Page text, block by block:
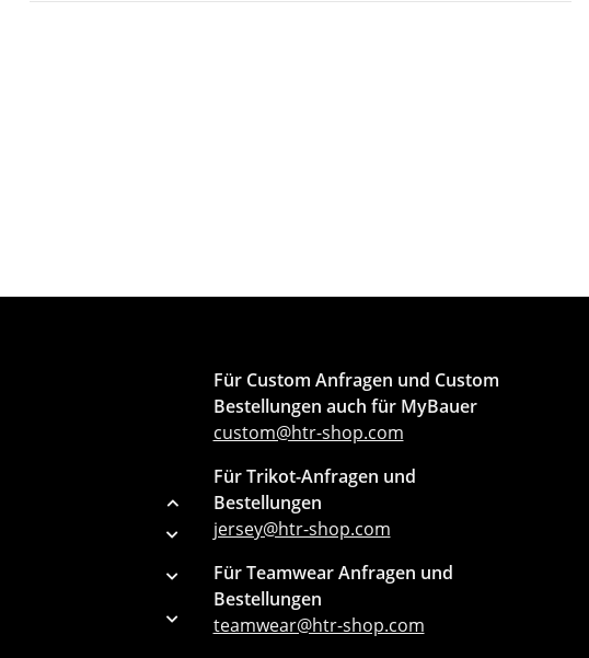
Für Custom Anfragen und Custom
Bestellungen auch für MyBauer
custom@htr-shop.com
Für Trikot-Anfragen und
Bestellungen
jersey@htr-shop.com
Für Teamwear Anfragen und
Bestellungen
teamwear@htr-shop.com